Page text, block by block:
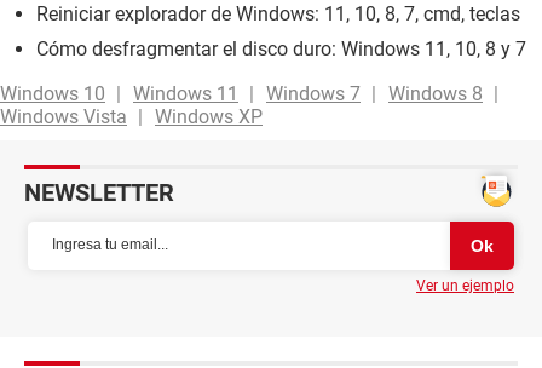
Reiniciar explorador de Windows: 11, 10, 8, 7, cmd, teclas
Cómo desfragmentar el disco duro: Windows 11, 10, 8 y 7
Windows 10
Windows 11 Windows 7
Windows 8
Windows Vista
Windows XP
NEWSLETTER
Ver un ejemplo